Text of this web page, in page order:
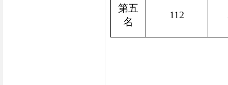
第五
名
112